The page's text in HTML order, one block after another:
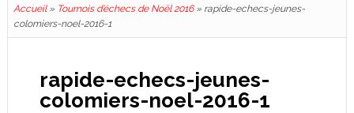
Accueil» Tournois d’échecs de Noël 2016» rapide-echecs-jeunes-
colomiers-noel-2016-1
rapide-echecs-jeunes-
colomiers-noel-2016-1